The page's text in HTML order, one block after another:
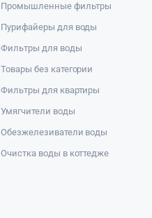
Промышленные фильтры
Пурифайеры для воды
Фильтры для воды
Товары без категории
Фильтры для квартиры
Умягчители воды
Обезжелезиватели воды
Очистка воды в коттедже